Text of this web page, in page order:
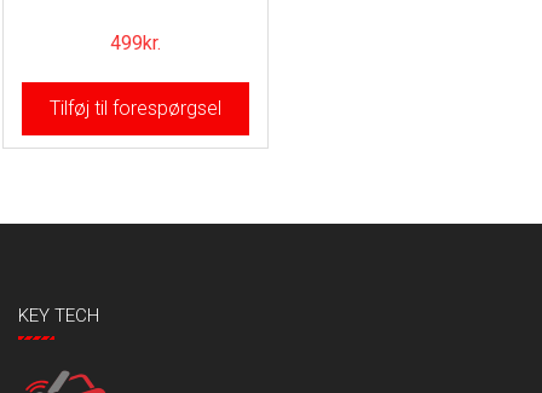
499kr.
Tilføj til forespørgsel
KEY TECH